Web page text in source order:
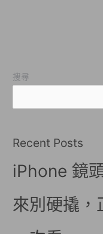
搜尋
Recent Posts
iPhone 鏡
來別硬撬，